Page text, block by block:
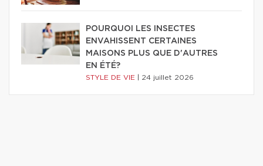
POURQUOI LES INSECTES
ENVAHISSENT CERTAINES
MAISONS PLUS QUE D'AUTRES
EN ÉTÉ?
STYLE DE VIE 24 juillet 2026